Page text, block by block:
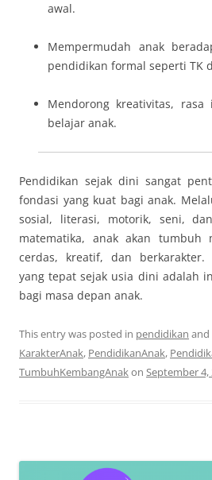
awal.
Mempermudah anak
pendidikan formal seperti TK
Mendorong kreativitas,
belajar anak.
Pendidikan sejak dini sangat
fondasi yang kuat bagi anak.
sosial, literasi, motorik, seni,
matematika, anak akan tumbuh
cerdas, kreatif, dan berkarakter.
yang tepat sejak usia dini adalah
bagi masa depan anak.
This entry was posted in pendidikan and
KarakterAnak, PendidikanAnak,
TumbuhKembangAnakon September 4,